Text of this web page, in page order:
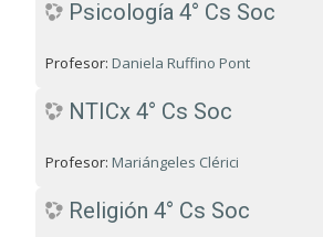
Psicología 4° Cs Soc
Profesor: Daniela Ruffino Pont
NTICx 4° Cs Soc
Profesor: Mariángeles Clérici
Religión 4° Cs Soc